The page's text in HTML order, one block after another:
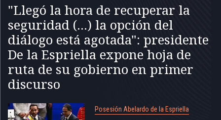
"Llegó la hora de recuperar la
seguridad (...) la opción del
diálogo está agotada": presidente
De la Espriella expone hoja de
ruta de su gobierno en primer
discurso
Posesión Abelardo de la Espriella